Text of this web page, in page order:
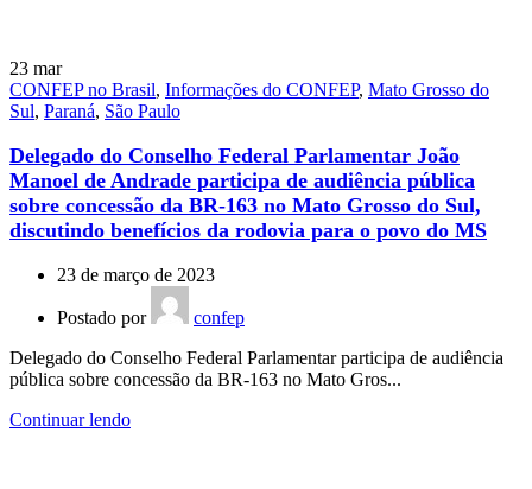
23 mar
CONFEP no Brasil, Informações do CONFEP, Mato Grosso do
Sul, Paraná, São Paulo
Delegado do Conselho Federal Parlamentar João
Manoel de Andrade participa de audiência pública
sobre concessão da BR-163 no Mato Grosso do Sul,
discutindo benefícios da rodovia para o povo do MS
23 de março de 2023
Postado por
confep
Delegado do Conselho Federal Parlamentar participa de audiência
pública sobre concessão da BR-163 no Mato Gros...
Continuar lendo